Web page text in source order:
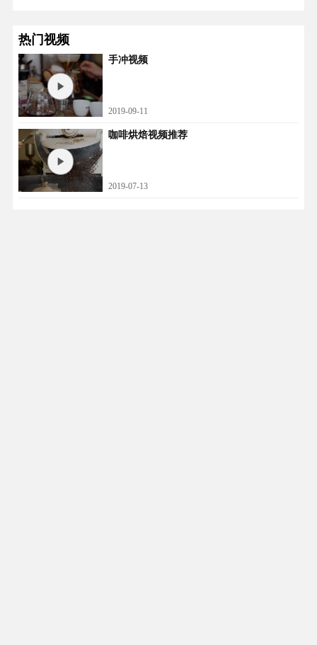
热门视频
手冲视频
2019-09-11
咖啡烘焙视频推荐
2019-07-13